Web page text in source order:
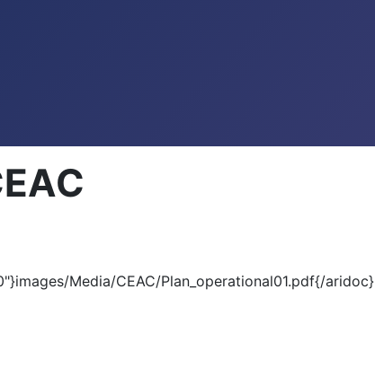
Media/CEAC/Plan_operational01.pdf{/aridoc}